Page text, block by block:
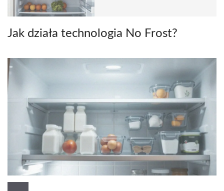
Jak działa technologia No Frost?